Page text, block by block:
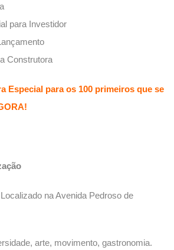
para Investidor
Construtora
Especial para os 100 primeiros que se
na Avenida Pedroso de
arte, movimento, gastronomia.